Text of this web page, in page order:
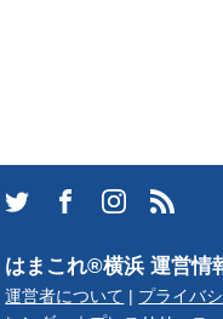
はまこれ®横浜 運営情
運営者について | プライバ